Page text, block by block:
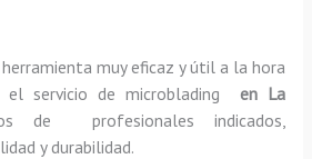
muy eficaz y útil a la hora
servicio de microblading en La
de profesionales indicados,
y durabilidad.